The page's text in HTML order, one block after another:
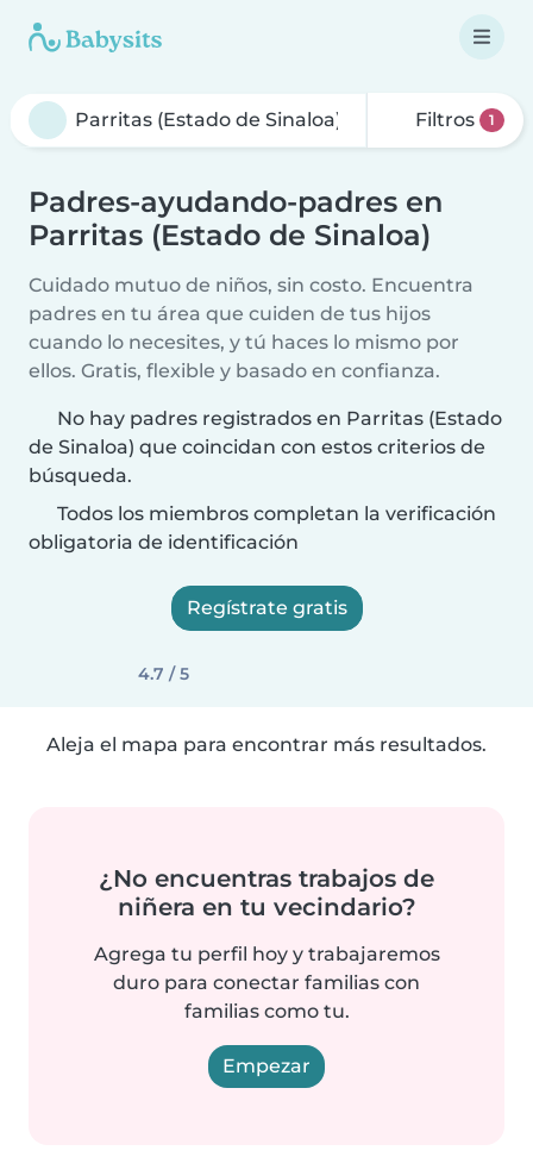
Filtros 1
Padres-ayudando-padres en
Parritas (Estado de Sinaloa)
Cuidado mutuo de niños, sin costo. Encuentra
padres en tu área que cuiden de tus hijos
cuando lo necesites, y tú haces lo mismo por
ellos. Gratis, flexible y basado en confianza.
No hay padres registrados en Parritas (Estado
de Sinaloa) que coincidan con estos criterios de
búsqueda.
Todos los miembros completan la verificación
obligatoria de identificación
Regístrate gratis
4.7 / 5
Aleja el mapa para encontrar más resultados.
¿No encuentras trabajos de
niñera en tu vecindario?
Agrega tu perfil hoy y trabajaremos
duro para conectar familias con
familias como tu.
Empezar